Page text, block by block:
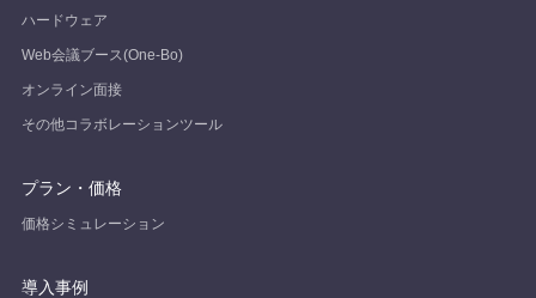
ハードウェア
Web会議ブース(One-Bo)
オンライン面接
その他コラボレーションツール
プラン・価格
価格シミュレーション
導入事例